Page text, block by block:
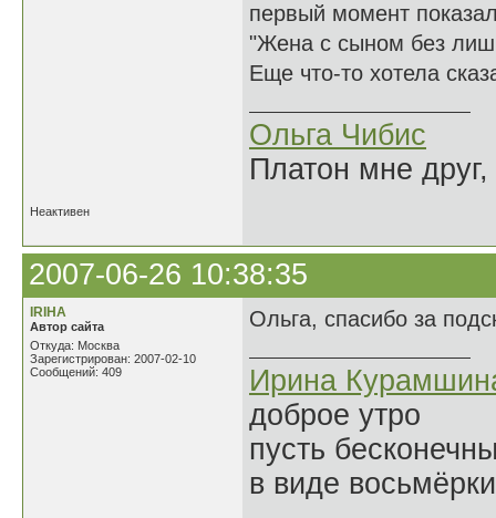
первый момент
"Жена с сыном без
Еще что-то хотела
Ольга Чибис
Платон мне
Неактивен
2007-06-26 10:38:35
IRIHA
Автор сайта
Откуда: Москва
Зарегистрирован: 2007-02-10
Сообщений: 409
Ольга, спасибо за
Ирина
доброе утро
пусть
в виде восьмёрки